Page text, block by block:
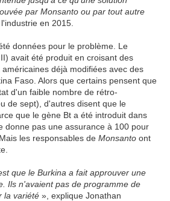
par Monsanto ou par tout autre
en 2015.
données pour le problème. Le
avait été produit en croisant des
déjà modifiées avec des
Faso. Alors que certains pensent que
d'un faible nombre de rétro-
de sept), d'autres disent que le
que le gène Bt a été introduit dans
donne pas une assurance à 100 pour
les responsables de Monsanto ont
que le Burkina a fait approuver une
Ils n'avaient pas de programme de
la variété », explique Jonathan